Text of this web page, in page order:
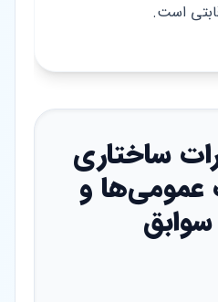
است.
ساختاری
عمومی‌ها و